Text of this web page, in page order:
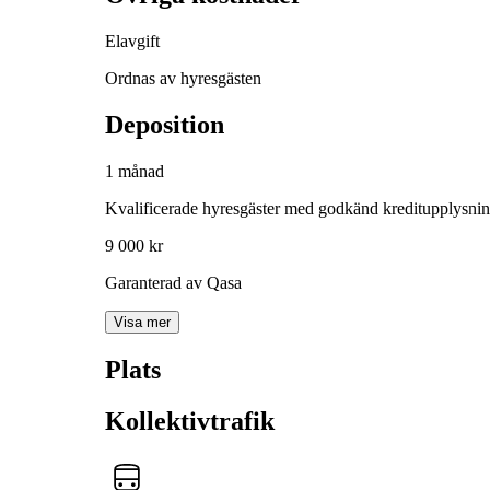
Elavgift
Ordnas av hyresgästen
Deposition
1 månad
Kvalificerade hyresgäster med godkänd
9 000 kr
Garanterad av Qasa
Visa mer
Plats
Kollektivtrafik